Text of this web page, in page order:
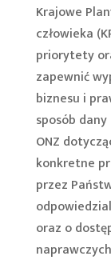
Krajowe
człowieka
priorytety
zapewnić
biznesu i
sposób
ONZ
konkretne
przez
oraz o